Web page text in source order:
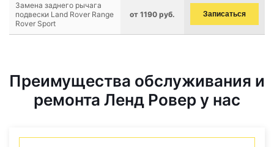
Замена заднего рычага
подвески Land Rover Range
Rover Sport
от 1190 руб. Записаться
Преимущества обслуживания и
ремонта Ленд Ровер у нас